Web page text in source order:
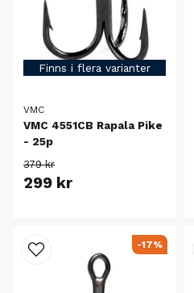
Finns i flera varianter
VMC
VMC 4551CB Rapala Pike
- 25p
379 kr
299 kr
-17%